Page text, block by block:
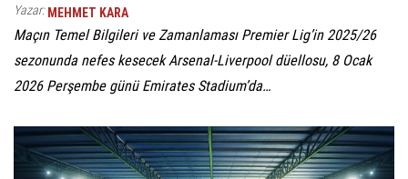
Yazar: MEHMET KARA
Maçın Temel Bilgileri ve Zamanlaması Premier Lig’in 2025/26
sezonunda nefes kesecek Arsenal-Liverpool düellosu, 8 Ocak
2026 Perşembe günü Emirates Stadium’da…